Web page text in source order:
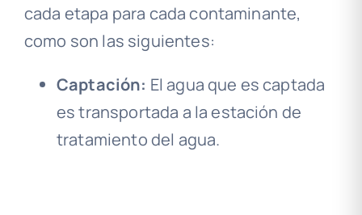
cada etapa para cada contaminante,
como son las siguientes:
Captación: El agua que es captada
es transportada a la estación de
tratamiento del agua.